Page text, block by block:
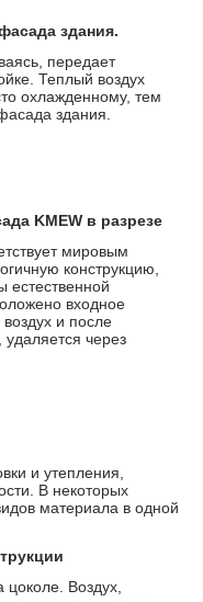
здания.
передает
Теплый воздух
охлажденному, тем
здания.
KMEW в разрезе
мировым
конструкцию,
естественной
входное
и после
через
и утепления,
В некоторых
материала в одной
цоколе. Воздух,